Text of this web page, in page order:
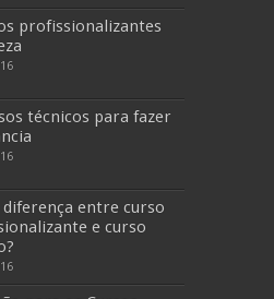
profissionalizantes
técnicos para fazer
diferença entre curso
e curso